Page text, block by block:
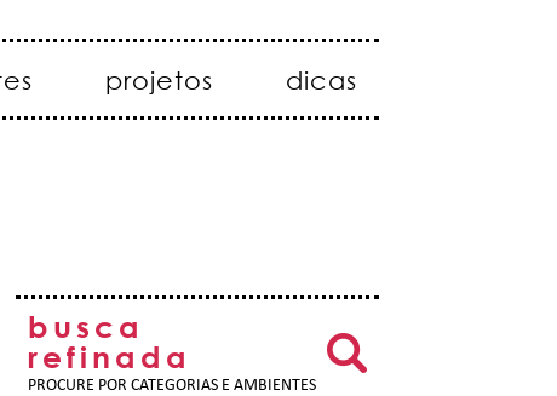
projetos dicas
busca
refinada
PROCURE POR CATEGORIAS E AMBIENTES